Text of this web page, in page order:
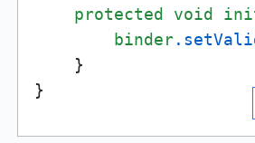
protected
void
binder
    }
}